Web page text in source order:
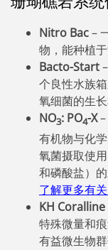
Nitro Bac–
物，能种植
Bacto-Start
个良性水族
氧细菌的生长
NO3: PO4-X–
有机物与化
氧菌摄取使
和磷酸盐）的
了解更多有
KH
特殊微量和
有益微生物